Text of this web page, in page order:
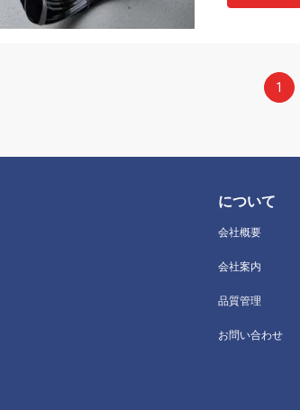
1
について
会社概要
会社案内
品質管理
お問い合わせ